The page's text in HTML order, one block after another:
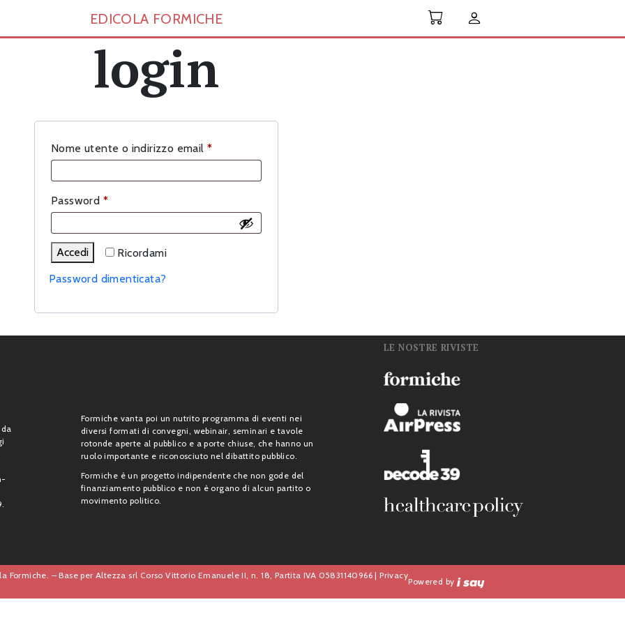
EDICOLA FORMICHE
login
Nome utente o indirizzo email *Richiesto
Password *Richiesto
Ricordami
Accedi
Password dimenticata?
Formiche vanta poi un nutrito programma di eventi nei
diversi formati di convegni, webinair, seminari e tavole
rotonde aperte al pubblico e a porte chiuse, che hanno un
ruolo importante e riconosciuto nel dibattito pubblico.
Formiche è un progetto indipendente che non gode del
finanziamento pubblico e non è organo di alcun partito o
movimento politico.
LE NOSTRE RIVISTE
Formiche. – Base per Altezza srl Corso Vittorio Emanuele II, n. 18, Partita IVA 05831140966 |Privacy
Powered by